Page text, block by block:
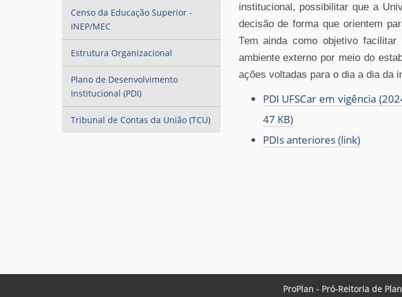
q
u
Censo da Educação Superior -
INEP/MEC
Estrutura Organizacional
Plano de Desenvolvimento
Institucional (PDI)
Tribunal de Contas da União (TCU)
institucional, possibilitar que a
decisãodeformaqueorientem
Tem ainda como objetivo
ambiente externo por meio do
ações voltadas para o dia a dia da
PDI UFSCar em vigência
47 KB)
PDIs anteriores (link)
ProPlan - Pró-Reitoria de